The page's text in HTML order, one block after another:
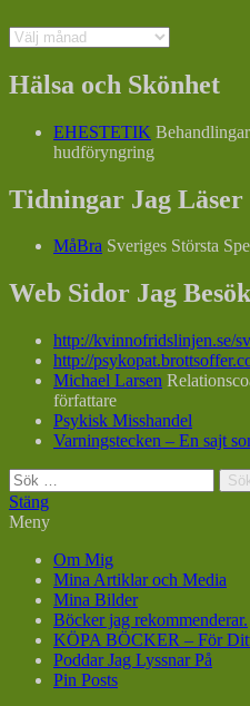
Arkiv
Hälsa och Skönhet
EHESTETIK
hudföryngring
Tidningar Jag Läser
MåBra Sveriges Största
Web Sidor Jag
http://kvinnofridslinjen.se/
http://
Michael Larsen
författare
Psykisk Misshandel
Varningstecken – En sajt
Sök
efter:
Stäng
Meny
Om Mig
Mina Artiklar och Media
Mina Bilder
Böcker jag rekommenderar.
KÖPA BÖCKER – För
Poddar Jag Lyssnar På
Pin Posts